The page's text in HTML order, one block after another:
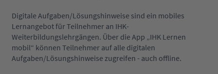
Digitale Aufgaben/Lösungshinweise sind ein mobiles
Lernangebot für Teilnehmer an IHK-
Weiterbildungslehrgängen. Über die App „IHK Lernen
mobil“ können Teilnehmer auf alle digitalen
Aufgaben/Lösungshinweise zugreifen - auch offline.